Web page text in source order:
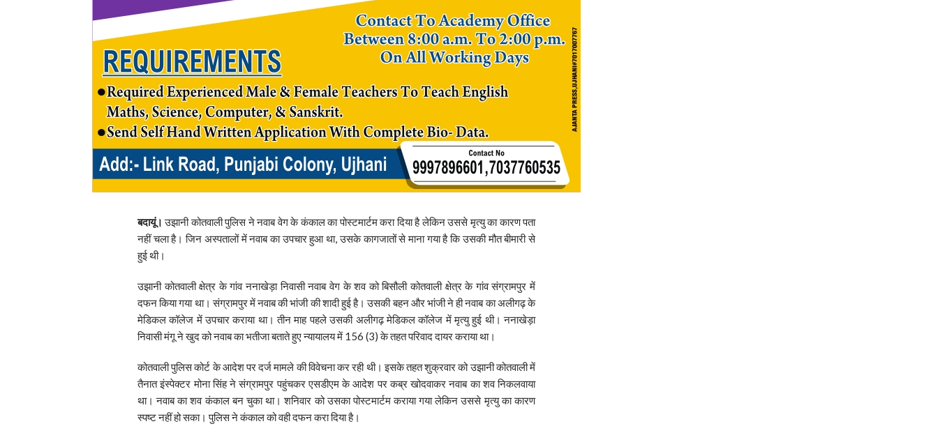
बदायूं। उझानी कोतवाली पुलिस ने नवाब वेग के कंकाल का पोस्टमार्टम करा दिया है लेकिन उससे मृत्यु का कारण पता
नहीं चला है। जिन अस्पतालों में नवाब का उपचार हुआ था, उसके कागजातों से माना गया है कि उसकी मौत बीमारी से
हुई थी।
उझानी कोतवाली क्षेत्र के गांव ननाखेड़ा निवासी नवाब वेग के शव को बिसौली कोतवाली क्षेत्र के गांव संग्रामपुर में
दफन किया गया था। संग्रामपुर में नवाब की भांजी की शादी हुई है। उसकी बहन और भांजी ने ही नवाब का अलीगढ़ के
मेडिकल कॉलेज में उपचार कराया था। तीन माह पहले उसकी अलीगढ़ मेडिकल कॉलेज में मृत्यु हुई थी। ननाखेड़ा
निवासी मंगू ने खुद को नवाब का भतीजा बताते हुए न्यायालय में 156 (3) के तहत परिवाद दायर कराया था।
कोतवाली पुलिस कोर्ट के आदेश पर दर्ज मामले की विवेचना कर रही थी। इसके तहत शुक्रवार को उझानी कोतवाली में
तैनात इंस्पेक्टर मोना सिंह ने संग्रामपुर पहुंचकर एसडीएम के आदेश पर कब्र खोदवाकर नवाब का शव निकलवाया
था। नवाब का शव कंकाल बन चुका था। शनिवार को उसका पोस्टमार्टम कराया गया लेकिन उससे मृत्यु का कारण
स्पष्ट नहीं हो सका। पुलिस ने कंकाल को वही दफन करा दिया है।